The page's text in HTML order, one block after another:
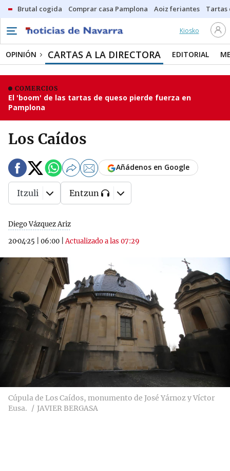
Brutal cogida Comprar casa Pamplona Aoiz feriantes Tartas
Kiosko
OPINIÓN CARTAS A LA DIRECTORA EDITORIAL
COMERCIOS
El 'boom' de las tartas de queso pierde fuerza en
Pamplona
Los Caídos
Diego Vázquez Ariz
20·04·25
06:00 |Actualizado a las 07:29
Añádenos en Google
Itzuli Entzun
Cúpula de Los Caídos, monumento de José Yárnoz y Víctor
Eusa.
JAVIER BERGASA